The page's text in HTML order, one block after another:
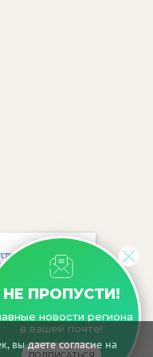
вы даете согласие на
НЕ ПРОПУСТИ!
новости региона
в вашей почте!
vRossii.ru
vRossii.ru
70-40,
предназначенную